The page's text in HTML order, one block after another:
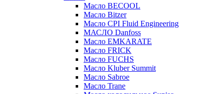
Масло BECOOL
Масло Bitzer
Масло CPI Fluid Engineering
МАСЛО Danfoss
Масло EMKARATE
Масло FRICK
Масло FUCHS
Масло Kluber Summit
Масло Sabroe
Масло Trane